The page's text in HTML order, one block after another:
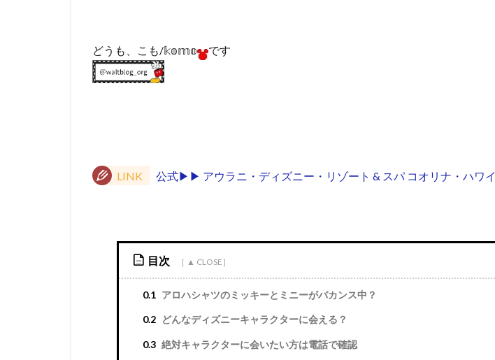
どうも、こも/𝕜𝕠𝕞𝕠 です
LINK 公式▶︎▶︎ アウラニ・ディズニー・リゾート & スパ コオリナ・ハワイ
目次
0.1 アロハシャツのミッキーとミニーがバカンス中？
0.2 どんなディズニーキャラクターに会える？
0.3 絶対キャラクターに会いたい方は電話で確認